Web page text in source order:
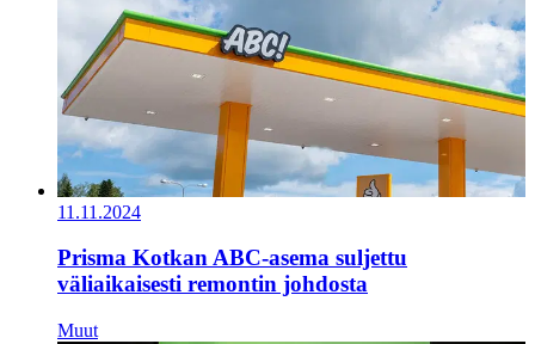
11.11.2024
Prisma Kotkan ABC-asema suljettu
väliaikaisesti remontin johdosta
Muut